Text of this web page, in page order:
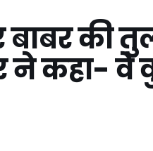
की
ने कहा-